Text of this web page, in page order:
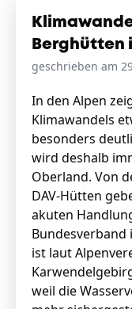
Berghütten
geschrieben am
In den Alpen
Klimawandels
besonders
wird deshalb
Oberland. Von
DAV-Hütten
akuten
ist laut
weil die